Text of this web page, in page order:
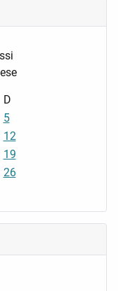
D
5
12
19
26